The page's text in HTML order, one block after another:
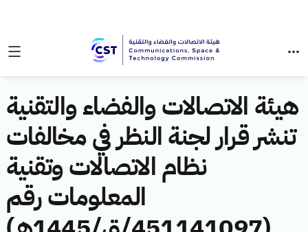
هيئة الاتصالات والفضاء والتقنية
تنشر قرار لجنة النظر في مخالفات
نظام الاتصالات وتقنية
المعلومات رقم